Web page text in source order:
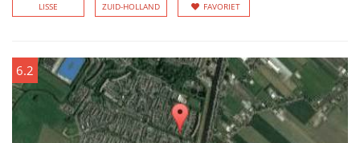
LISSE ZUID-HOLLAND FAVORIET
6.2